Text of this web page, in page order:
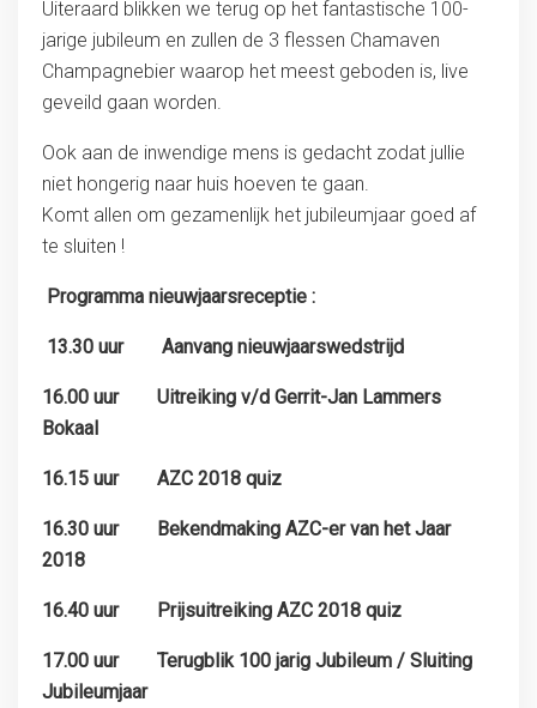
Uiteraard blikken we terug op het fantastische 100-
jarige jubileum en zullen de 3 flessen Chamaven
Champagnebier waarop het meest geboden is, live
geveild gaan worden.
Ook aan de inwendige mens is gedacht zodat jullie
niet hongerig naar huis hoeven te gaan.
Komt allen om gezamenlijk het jubileumjaar goed af
te sluiten !
Programma nieuwjaarsreceptie :
13.30 uur Aanvang nieuwjaarswedstrijd
16.00 uur Uitreiking v/d Gerrit-Jan Lammers
Bokaal
16.15 uur AZC 2018 quiz
16.30 uur Bekendmaking AZC-er van het Jaar
2018
16.40 uur Prijsuitreiking AZC 2018 quiz
17.00 uur Terugblik 100 jarig Jubileum / Sluiting
Jubileumjaar